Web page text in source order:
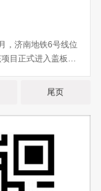
，济南地铁6号线位
目正式进入盖板结
尾页